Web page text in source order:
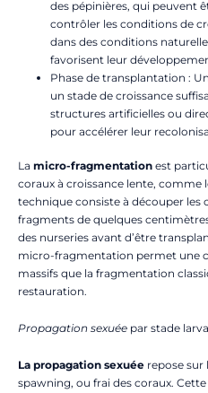
des pépinières, qui peuvent
contrôler les conditions de
dans des conditions
favorisent leur
Phase de transplantation :
un stade de croissance
structures artificielles ou
pour accélérer leur
La micro-fragmentation est
coraux à croissance lente, comme
technique consiste à découper les
fragments de quelques
des nurseries avant d’être
micro-fragmentation permet une
massifs que la fragmentation
restauration.
Propagation sexuée par stade
La propagation sexuée repose sur
spawning, ou frai des coraux.